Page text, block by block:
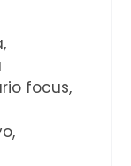
focus,